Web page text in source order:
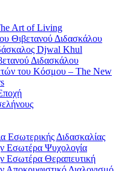
Art of Living
Θιβετανού Διδασκάλου
Djwal Khul
Διδασκάλου
του Κόσμου – The New
Εσωτερικής Διδασκαλίας
Εσωτέρα Ψυχολογία
Εσωτέρα Θεραπευτική